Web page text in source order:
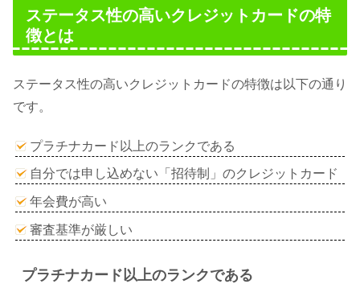
ステータス性の高いクレジットカードの特
徴とは
ステータス性の高いクレジットカードの特徴は以下の通り
です。
プラチナカード以上のランクである
自分では申し込めない「招待制」のクレジットカード
年会費が高い
審査基準が厳しい
プラチナカード以上のランクである